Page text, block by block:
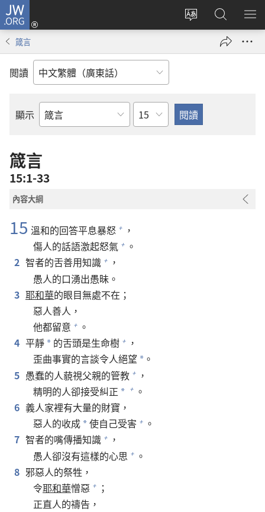
JW.ORG
更
登
錄
（開
搜
尋
JW.ORG
顯
箴言
閲讀
顯示
聖
經
卷
章
箴言
15:1-33
內容大綱
15 溫和的回答平息暴怒 +
，
傷人的話語激起怒氣 + 。
2 智者的舌善用知識 +
，
愚人的口湧出愚昧。
3 耶和華的眼目無處不在；
惡人善人，
他都留意 + 。
4 平靜 * 的舌頭是生命樹 +
，
歪曲事實的言談令人絕望 * 。
5 愚蠢的人藐視父親的管教 +
，
精明的人卻接受糾正 * + 。
6 義人家裡有大量的財寶，
惡人的收成 *使自己受害 + 。
7 智者的嘴傳播知識 +
，
愚人卻沒有這樣的心思 + 。
8 邪惡人的祭牲，
令耶和華憎惡 +
；
正直人的禱告，